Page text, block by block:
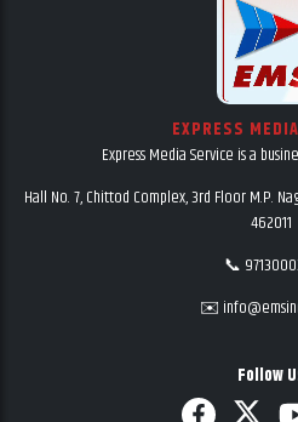
EXPRESS
Express Media Service is a
Hall No. 7, Chittod Complex, 3rd Floor M.P.
462011
📞
✉️
Follow